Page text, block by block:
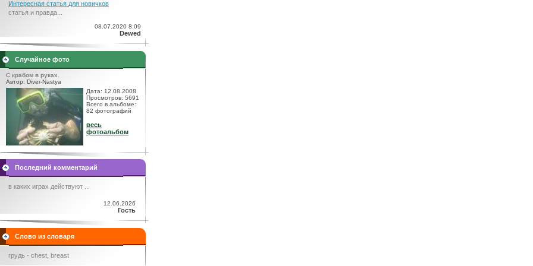
Интересная статья для новичков
статья и правда...
08.07.2020 8:09
Dewed
Случайное фото
С крабом в руках.
Автор: Diver-Nastya
Дата: 12.08.2008
Просмотров: 5691
Всего в альбоме:
82 фотографий
весь
фотоальбом
Последний комментарий
в каких играх действуют ...
12.06.2026
Гость
Слово из словаря
грудь - chest, breast